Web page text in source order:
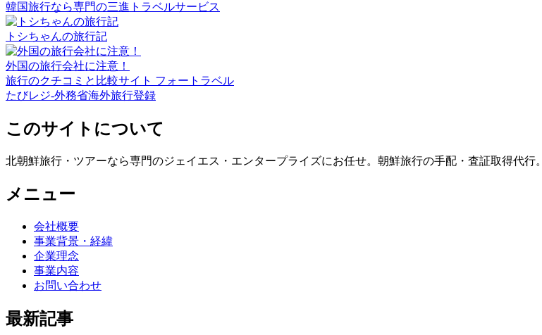
韓国旅行なら専門の三進トラベルサービス
トシちゃんの旅行記
外国の旅行会社に注意！
旅行のクチコミと比較サイト フォートラベル
たびレジ-外務省海外旅行登録
このサイトについて
北朝鮮旅行・ツアーなら専門のジェイエス・エンタープライズにお任せ。朝鮮旅行の手配・査証取得代行。
メニュー
会社概要
事業背景・経緯
企業理念
事業内容
お問い合わせ
最新記事